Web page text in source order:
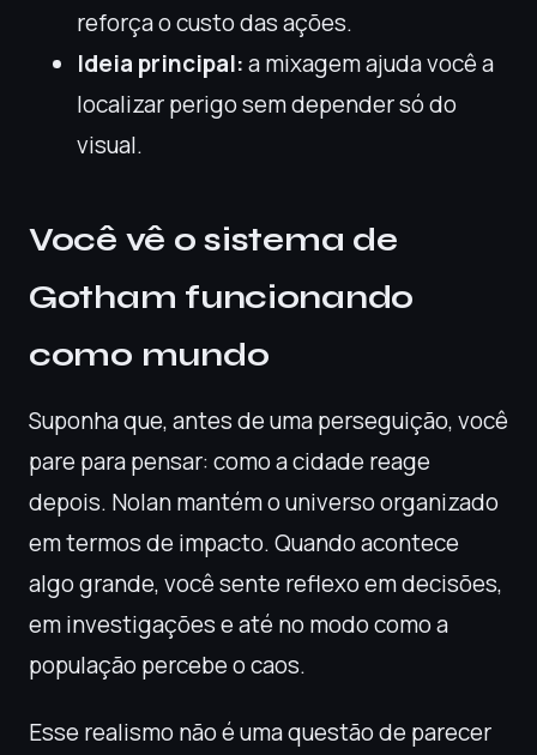
reforça o custo das ações.
Ideia principal:a mixagem ajuda você a
localizar perigo sem depender só do
visual.
Você vê o sistema de
Gotham funcionando
como mundo
Suponha que, antes de uma perseguição, você
pare para pensar: como a cidade reage
depois. Nolan mantém o universo organizado
em termos de impacto. Quando acontece
algo grande, você sente reflexo em decisões,
em investigações e até no modo como a
população percebe o caos.
Esse realismo não é uma questão de parecer